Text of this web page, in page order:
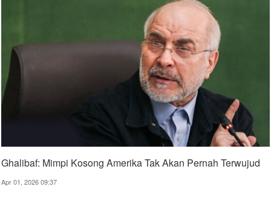
Ghalibaf: Mimpi Kosong Amerika Tak Akan Pernah Terwujud
Apr 01, 2026 09:37